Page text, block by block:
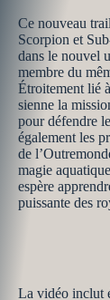
Ce nouveau
Scorpion et
dans le nouvel
membre du
Étroitement lié
sienne la
pour défendre
également les
de
magie
espère
puissante des
La vidéo inclut